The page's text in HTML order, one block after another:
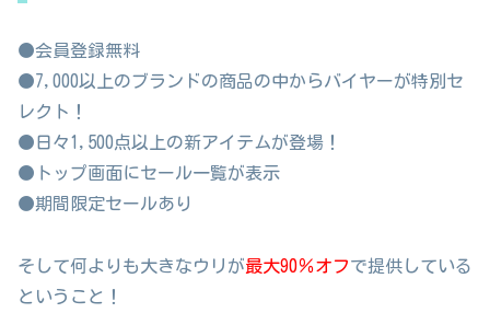
●会員登録無料
●7,000以上のブランドの商品の中からバイヤーが特別セ
レクト！
●日々1,500点以上の新アイテムが登場！
●トップ画面にセール一覧が表示
●期間限定セールあり
そして何よりも大きなウリが最大90％オフで提供している
ということ！